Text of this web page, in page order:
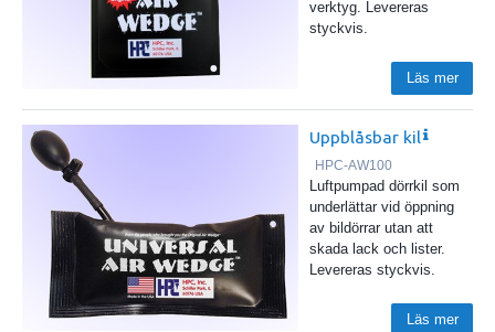
verktyg. Levereras
styckvis.
Läs mer
Uppblåsbar kil
HPC-AW100
Luftpumpad dörrkil som
underlättar vid öppning
av bildörrar utan att
skada lack och lister.
Levereras styckvis.
Läs mer